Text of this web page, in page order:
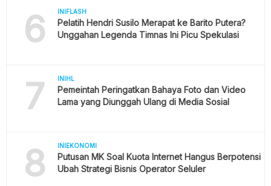
6 INIFLASH
Pelatih Hendri Susilo Merapat ke Barito Putera?
Unggahan Legenda Timnas Ini Picu Spekulasi
7 INIHL
Pemeintah Peringatkan Bahaya Foto dan Video
Lama yang Diunggah Ulang di Media Sosial
8 INIEKONOMI
Putusan MK Soal Kuota Internet Hangus Berpotensi
Ubah Strategi Bisnis Operator Seluler